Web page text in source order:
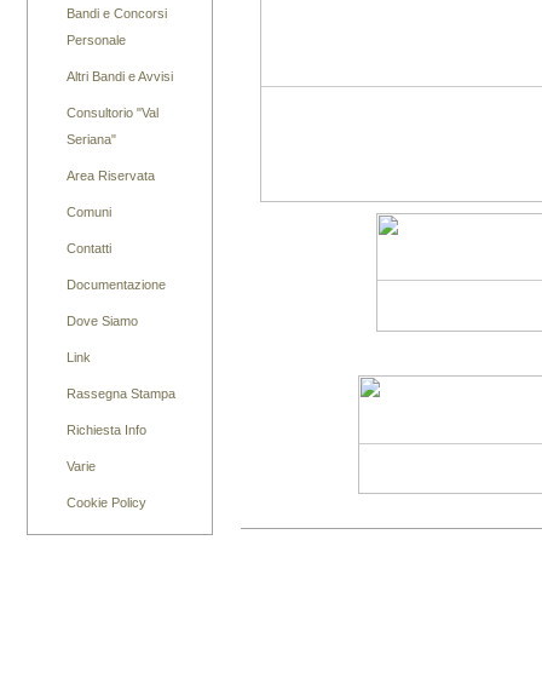
Bandi e Concorsi
Personale
Altri Bandi e Avvisi
Consultorio "Val
Seriana"
Area Riservata
Comuni
Contatti
Documentazione
Dove Siamo
Link
Rassegna Stampa
Richiesta Info
Varie
Cookie Policy